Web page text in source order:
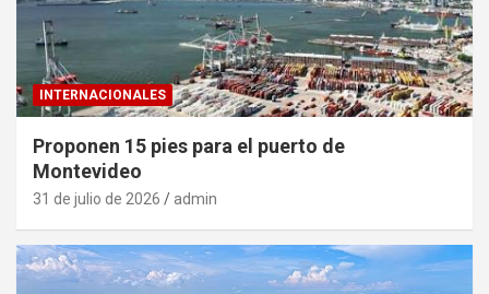
INTERNACIONALES
Proponen 15 pies para el puerto de
Montevideo
31 de julio de 2026 admin